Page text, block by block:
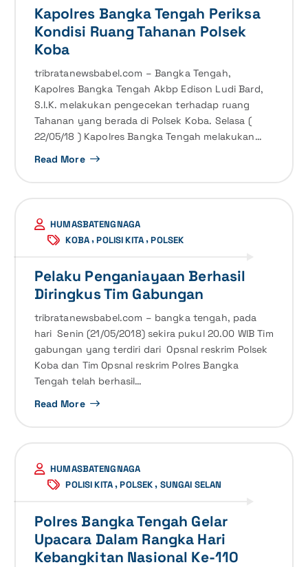
Kapolres Bangka Tengah Periksa
Kondisi Ruang Tahanan Polsek
Koba
tribratanewsbabel.com – Bangka Tengah,
Kapolres Bangka Tengah Akbp Edison Ludi Bard,
S.I.K. melakukan pengecekan terhadap ruang
Tahanan yang berada di Polsek Koba. Selasa (
22/05/18 ) Kapolres Bangka Tengah melakukan…
Read More
HUMASBATENGNAGA
KOBA,POLISI KITA,POLSEK
Pelaku Penganiayaan Berhasil
Diringkus Tim Gabungan
tribratanewsbabel.com – bangka tengah, pada
hari Senin (21/05/2018) sekira pukul 20.00 WIB Tim
gabungan yang terdiri dari Opsnal reskrim Polsek
Koba dan Tim Opsnal reskrim Polres Bangka
Tengah telah berhasil…
Read More
HUMASBATENGNAGA
POLISI KITA,POLSEK, SUNGAI SELAN
Polres Bangka Tengah Gelar
Upacara Dalam Rangka Hari
Kebangkitan Nasional Ke-110